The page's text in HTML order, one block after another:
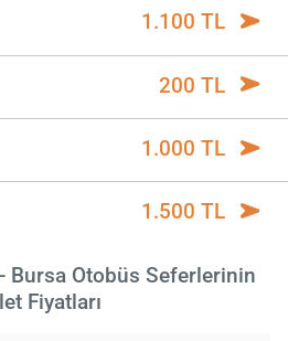
1.100 TL
200 TL
1.000 TL
1.500 TL
Bursa Otobüs Seferlerinin
Fiyatları